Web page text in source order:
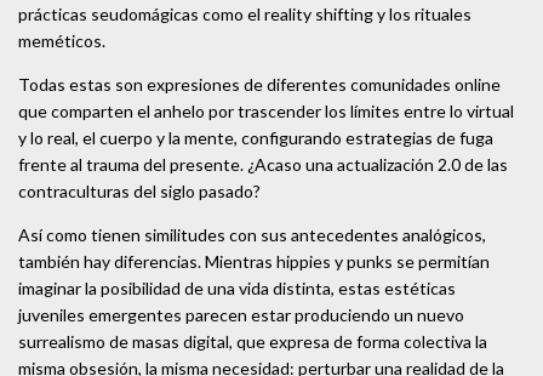
prácticas seudomágicas como el reality shifting y los rituales
meméticos.
Todas estas son expresiones de diferentes comunidades online
que comparten el anhelo por trascender los límites entre lo virtual
y lo real, el cuerpo y la mente, configurando estrategias de fuga
frente al trauma del presente. ¿Acaso una actualización 2.0 de las
contraculturas del siglo pasado?
Así como tienen similitudes con sus antecedentes analógicos,
también hay diferencias. Mientras hippies y punks se permitían
imaginar la posibilidad de una vida distinta, estas estéticas
juveniles emergentes parecen estar produciendo un nuevo
surrealismo de masas digital, que expresa de forma colectiva la
misma obsesión, la misma necesidad: perturbar una realidad de la